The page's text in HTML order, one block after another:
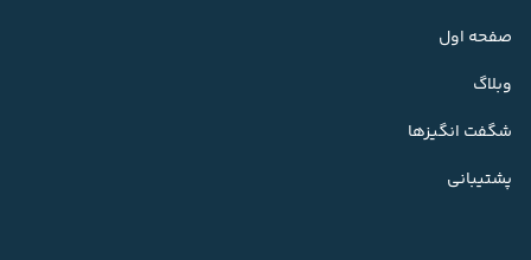
صفحه اول
وبلاگ
شگفت انگیزها
پشتیبانی